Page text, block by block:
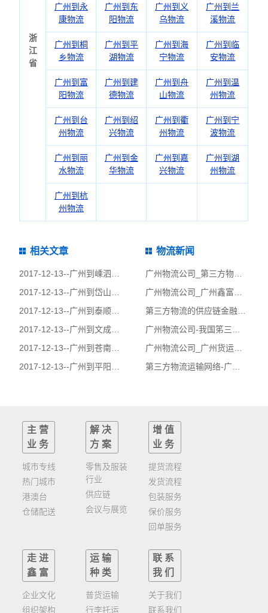
浙
江
省
广州到永
康物流
广州到东
阳物流
广州到义
乌物流
广州到兰
溪物流
广州到桐
乡物流
广州到平
湖物流
广州到海
宁物流
广州到临
安物流
广州到富
阳物流
广州到建
德物流
广州到舟
山物流
广州到温
州物流
广州到台
州物流
广州到绍
兴物流
广州到衢
州物流
广州到宁
波物流
广州到丽
水物流
广州到金
华物流
广州到嘉
兴物流
广州到湖
州物流
广州到杭
州物流
相关文章
2017-12-13--广州到嵊泗县物流公司|广州到嵊泗县货运公司
2017-12-13--广州到岱山县物流公司|广州到岱山县货运公司
2017-12-13--广州到泰顺县物流公司|广州到泰顺县货运公司
2017-12-13--广州到文成县物流公司|广州到文成县货运公司
2017-12-13--广州到苍南县物流公司|广州到苍南县货运公司
2017-12-13--广州到平阳县物流公司|广州到平阳县货运公司
物流新闻
广州物流公司_第三方物流服务内容开发_鑫富物流
广州物流公司_广州鑫富物流_仓储和供应链管理
第三方物流的供应链金融管理（财务外包）-广州货运公司
广州物流公司-我国笫三方物流的发展现状
广州物流公司_广州货运公司_第三方物流与委托代理
第三方物流运输网络-广州货运公司
主营
业务
城市专线
热门城市
港澳台
仓储配送
解决
方案
零售及服装
行业
供应链
会议与展览
增值
业务
提货流程
发货流程
包装服务
保价服务
回单服务
走进
鑫富
企业文化
组织架构
运输
种类
普货运输
行李托运
联系
我们
关于我们
联系我们